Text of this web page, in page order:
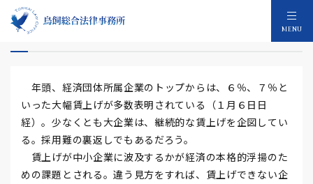
MENU
継続的大幅賃上げ
年頭、経済団体所属企業のトップからは、６％、７％と
いった大幅賃上げが多数表明されている（１月６日日
経）。少なくとも大企業は、継続的な賃上げを企図してい
る。採用難の裏返しでもあるだろう。
賃上げが中小企業に波及するかが経済の本格的浮揚のた
めの課題とされる。違う見方をすれば、賃上げできない企